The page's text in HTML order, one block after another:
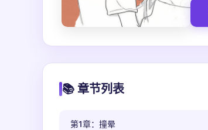
📚 章节列表
第1章：撞晕